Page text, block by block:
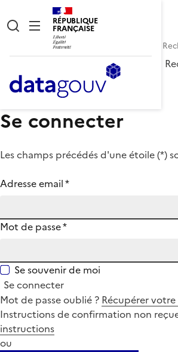
RÉPUBLIQUE
FRANÇAISE
Se connecter
Les champs précédés d'une étoile (*)
Adresse email*
Mot de passe*
Se souvenir de moi
Se connecter
Mot de passe oublié ? Récupérer
Instructions de confirmation non
instructions
ou